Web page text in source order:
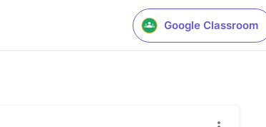
Google Classroom